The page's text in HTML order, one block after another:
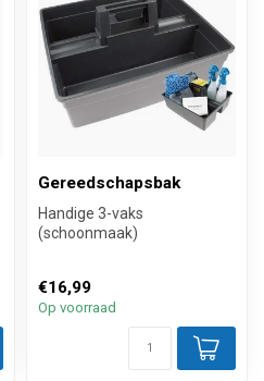
Gereedschapsbak
Handige 3-vaks
(schoonmaak)
gemakke...
€16,99
Op voorraad